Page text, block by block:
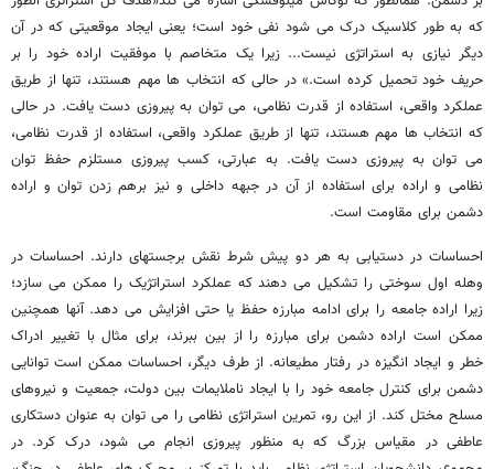
که به طور کلاسیک درک می شود نفی خود است؛ یعنی ایجاد موقعیتی که در آن
دیگر نیازی به استراتژی نیست... زیرا یک متخاصم با موفقیت اراده خود را بر
حریف خود تحمیل کرده است.» در حالی که انتخاب ها مهم هستند، تنها از طریق
عملکرد واقعی، استفاده از قدرت نظامی، می توان به پیروزی دست یافت. در حالی
که انتخاب ها مهم هستند، تنها از طریق عملکرد واقعی، استفاده از قدرت نظامی،
می توان به پیروزی دست یافت. به عبارتی، کسب پیروزی مستلزم حفظ توان
نظامی و اراده برای استفاده از آن در جبهه داخلی و نیز برهم زدن توان و اراده
دشمن برای مقاومت است.
احساسات در دستیابی به هر دو پیش شرط نقش برجستهای دارند. احساسات در
وهله اول سوختی را تشکیل می دهند که عملکرد استراتژیک را ممکن می سازد؛
زیرا اراده جامعه را برای ادامه مبارزه حفظ یا حتی افزایش می دهد. آنها همچنین
ممکن است اراده دشمن برای مبارزه را از بین ببرند، برای مثال با تغییر ادراک
خطر و ایجاد انگیزه در رفتار مطیعانه. از طرف دیگر، احساسات ممکن است توانایی
دشمن برای کنترل جامعه خود را با ایجاد ناملایمات بین دولت، جمعیت و نیروهای
مسلح مختل کند. از این رو، تمرین استراتژی نظامی را می توان به عنوان دستکاری
عاطفی در مقیاس بزرگ که به منظور پیروزی انجام می شود، درک کرد. در